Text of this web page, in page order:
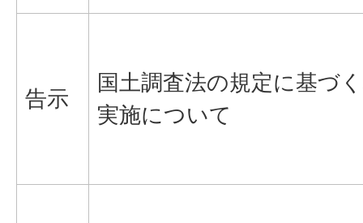
告示
国土調査法の規定に基づ
実施について